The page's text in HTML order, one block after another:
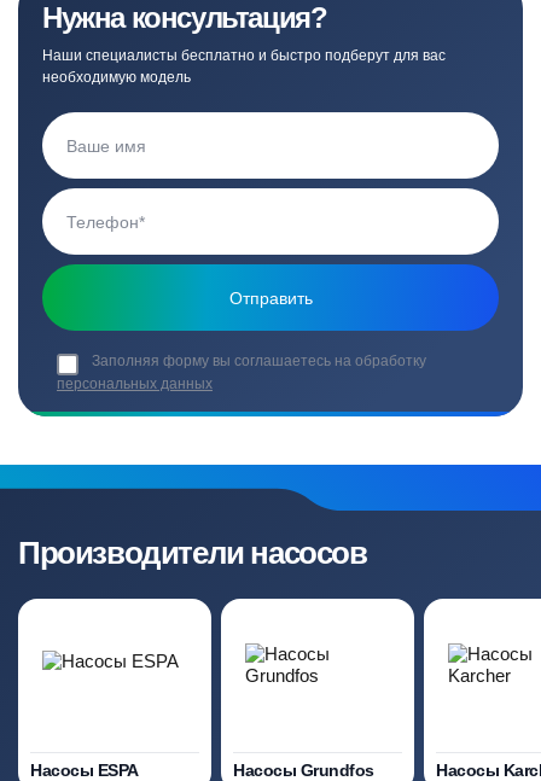
Нужна консультация?
Наши специалисты бесплатно и быстро подберут для вас
необходимую модель
Заполняя форму вы соглашаетесь на обработку
персональных данных
Производители насосов
Насосы ESPA Насосы Grundfos Насосы